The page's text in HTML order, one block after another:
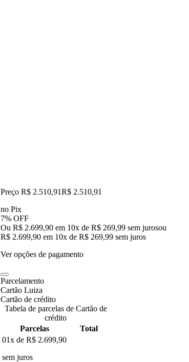
Preço R$ 2.510,91R$ 2.510,91
no Pix
7% OFF
Ou R$ 2.699,90 em 10x de R$ 269,99 sem jurosou
R$ 2.699,90 em 10x de R$ 269,99 sem juros
Ver opções de pagamento
Parcelamento
Cartão Luiza
Cartão de crédito
Tabela de parcelas de Cartão de
crédito
Parcelas
Total
01x de R$ 2.699,90
sem juros